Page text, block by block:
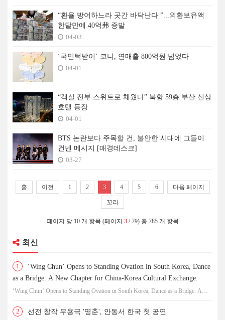
“환율 방어하느라 곳간 바닥난다 ”...외환보유액
한달만에 40억弗 증발
04-03
‘국민턱받이’ 코니, 연매출 800억원 넘었다
04-01
“객실 전부 스위트로 채웠다” 북항 59층 부산 신상
호텔 등장
04-01
BTS 논란보다 주목할 건, 불안한 시대에 그들이
건넨 메시지 [매경데스크]
03-27
홈 이전 1 2 3 4 5 6 다음 페이지
꼬리
페이지 당 10 개 항목 (페이지 3/ 79) 총 785 개 항목
최신
1
‘Wing Chun’ Opens to Standing Ovation in South Korea, Dance
as a Bridge: A New Chapter for China-Korea Cultural Exchange.
‘Wing Chun’ Opens to Standing Ovation in South Korea, Dance as a Bridge: A
2 선전 창작 무용극 '영춘', 안동서 한국 첫 공연